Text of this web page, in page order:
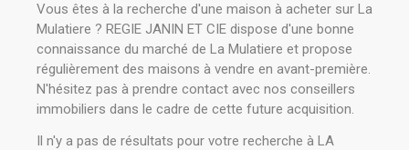
Vous êtes à la recherche d'une maison à acheter sur La
Mulatiere ? REGIE JANIN ET CIE dispose d'une bonne
connaissance du marché de La Mulatiere et propose
régulièrement des maisons à vendre en avant-première.
N'hésitez pas à prendre contact avec nos conseillers
immobiliers dans le cadre de cette future acquisition.
Il n'y a pas de résultats pour votre recherche à LA